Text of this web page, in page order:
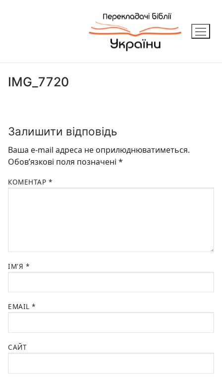
IMG_7720
Залишити відповідь
Ваша e-mail адреса не оприлюднюватиметься.
Обов’язкові поля позначені *
КОМЕНТАР *
ІМ'Я *
EMAIL *
САЙТ